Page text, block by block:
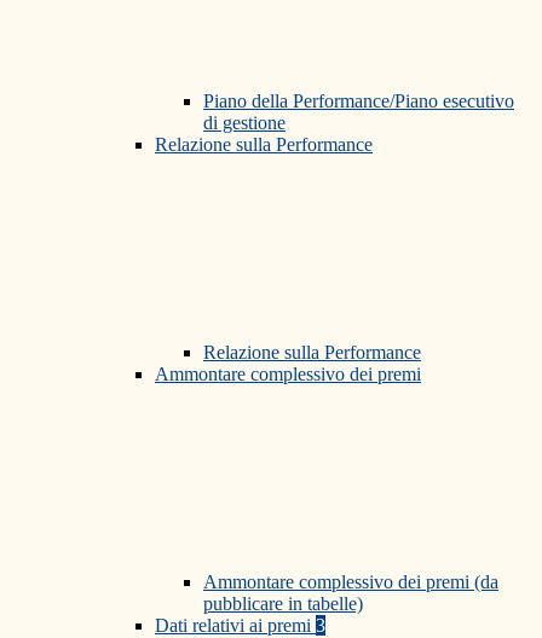
Piano della Performance/Piano esecutivo
di gestione
Relazione sulla Performance
Relazione sulla Performance
Ammontare complessivo dei premi
Ammontare complessivo dei premi (da
pubblicare in tabelle)
Dati relativi ai premi 3